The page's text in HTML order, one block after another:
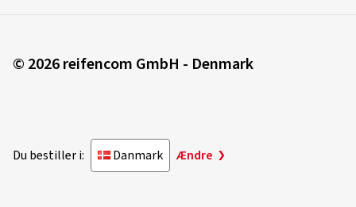
© 2026 reifencom GmbH - Denmark
Du bestiller i: Danmark Ændre